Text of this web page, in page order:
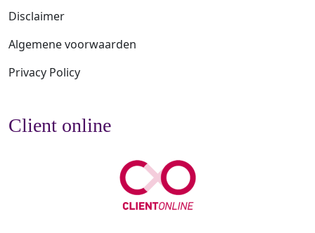
Disclaimer
Algemene voorwaarden
Privacy Policy
Client online